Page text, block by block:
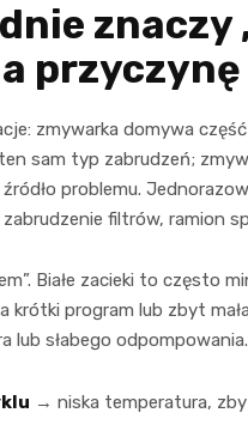
przyczynę
zmywarka domywa
sam typ zabrudzeń;
problemu.
filtrów, ramion
Białe zacieki to często
krótki program lub zbyt
lub słabego odpompowania.
→ niska temperatura,